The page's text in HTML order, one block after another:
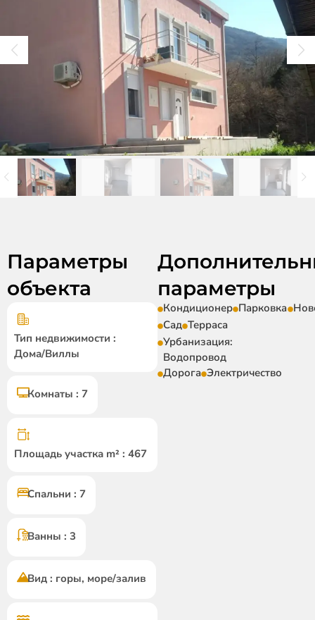
Параметры
объекта
Тип недвижимости :
Дома/Виллы
Комнаты : 7
Площадь участка m² : 467
Спальни : 7
Ванны : 3
Вид : горы, море/залив
параметры
Кондиционер Парковка
Сад Терраса
Урбанизация:
Водопровод
Дорога Электричество